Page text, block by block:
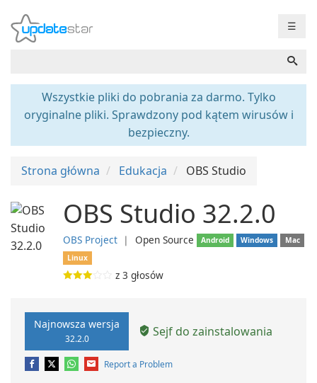
☰
Wszystkie pliki do pobrania za darmo. Tylko
oryginalne pliki. Sprawdzony pod kątem wirusów i
bezpieczny.
Strona główna Edukacja OBS Studio
OBS Studio 32.2.0
OBS Project ❘ Open Source Android Windows
Mac
Linux
z 3 głosów
Najnowsza wersja
32.2.0 Sejf do zainstalowania
Report a Problem